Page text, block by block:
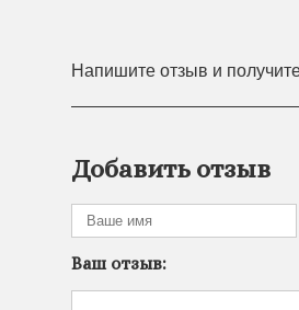
Напишите отзыв и
Добавить отзыв
Ваш отзыв: